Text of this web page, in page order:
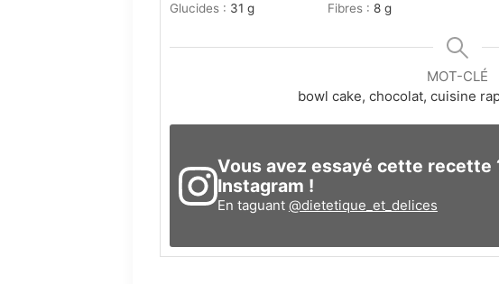
Glucides : 31 g Fibres : 8 g
MOT-CLÉ
bowl cake, chocolat, cuisine
Vous avez essayé cette recette
Instagram !
En taguant @dietetique_et_delices